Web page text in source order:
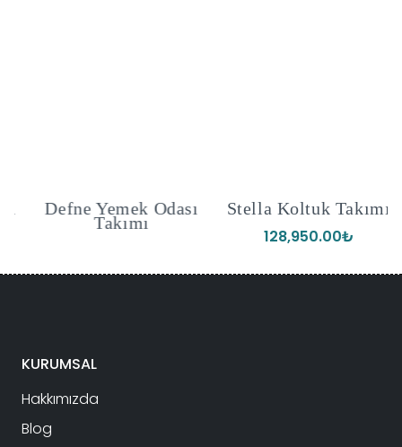
Defne Yemek Odası
Takımı
Stella Koltuk Takımı
128,950.00₺
KURUMSAL
Hakkımızda
Blog